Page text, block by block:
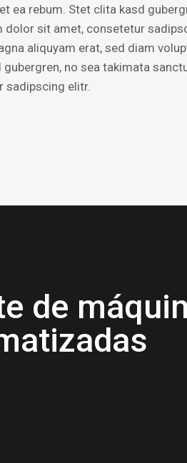
ea rebum. Stet clita kasd
sit amet, consetetur
aliquyam erat, sed diam
no sea takimata
sadipscing elitr.
de